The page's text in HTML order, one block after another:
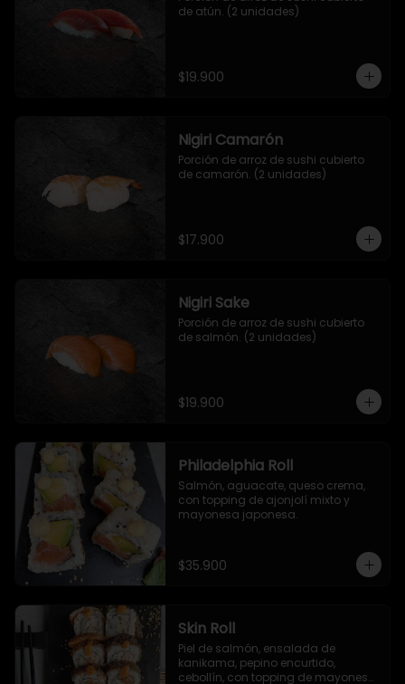
de atún. (2 unidades)
$19.900
Nigiri Camarón
Porción de arroz de sushi cubierto
de camarón. (2 unidades)
$17.900
Nigiri Sake
Porción de arroz de sushi cubierto
de salmón. (2 unidades)
$19.900
Philadelphia Roll
Salmón, aguacate, queso crema,
con topping de ajonjolí mixto y
mayonesa japonesa.
$35.900
Skin Roll
Piel de salmón, ensalada de
kanikama, pepino encurtido,
cebollín, con topping de mayonesa